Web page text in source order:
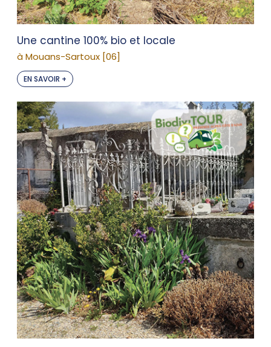
Une cantine 100% bio et locale
à Mouans-Sartoux [06]
EN SAVOIR +